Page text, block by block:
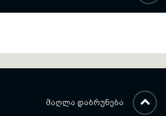
ᲛᲐᲦᲚᲐ ᲓᲐᲑᲠᲣᲜᲔᲑᲐ